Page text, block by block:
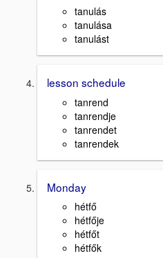
tanulás
tanulása
tanulást
lesson schedule
tanrend
tanrendje
tanrendet
tanrendek
Monday
hétfő
hétfője
hétfőt
hétfők